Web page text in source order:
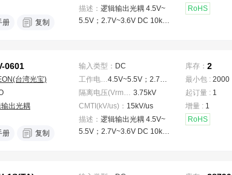
册 复制
描述： 逻辑输出光耦 4.5V~
5.5V；2.7V~3.6V DC 10kV/
RoHS
0601
台湾光宝)
出光耦
册 复制
输入类型 ： DC
工作电压：
4.5V~5.5V；2.7V~3.6V
隔离电压(Vrms)：3.75kV
CMTI(kV/us) ： 15kV/us
描述： 逻辑输出光耦 4.5V~
5.5V；2.7V~3.6V DC 10kV/
库存：2
最小包 :2000
起订量 : 1
增量 : 1
RoHS